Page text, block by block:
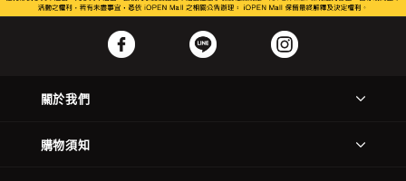
關於我們
購物須知